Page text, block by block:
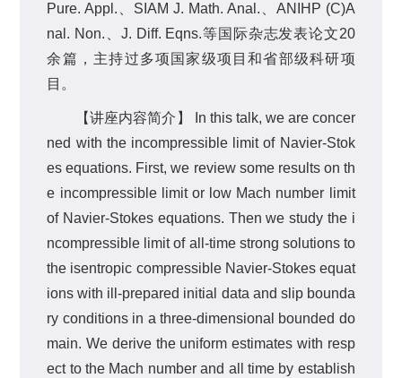
Pure. Appl.、SIAM J. Math. Anal.、ANIHP (C)A
nal. Non.、J. Diff. Eqns.等国际杂志发表论文20
余篇，主持过多项国家级项目和省部级科研项
目。
【讲座内容简介】 In this talk, we are concer
ned with the incompressible limit of Navier-Stok
es equations. First, we review some results on th
e incompressible limit or low Mach number limit
of Navier-Stokes equations. Then we study the i
ncompressible limit of all-time strong solutions to
the isentropic compressible Navier-Stokes equat
ions with ill-prepared initial data and slip bounda
ry conditions in a three-dimensional bounded do
main. We derive the uniform estimates with resp
ect to the Mach number and all time by establish